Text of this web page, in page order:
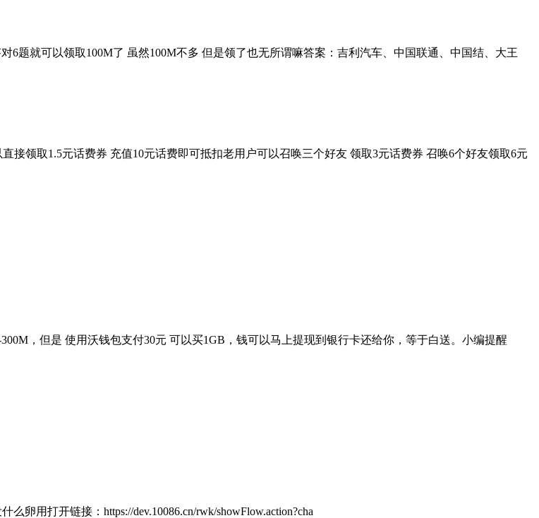
题就可以领取100M了 虽然100M不多 但是领了也无所谓嘛答案：吉利汽车、中国联通、中国结、大王
接领取1.5元话费券 充值10元话费即可抵扣老用户可以召唤三个好友 领取3元话费券 召唤6个好友领取6元
，但是 使用沃钱包支付30元 可以买1GB，钱可以马上提现到银行卡还给你，等于白送。小编提醒
卵用打开链接：https://dev.10086.cn/rwk/showFlow.action?cha